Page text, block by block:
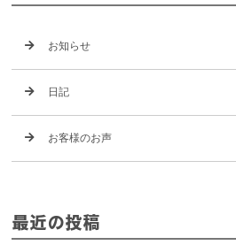
お知らせ
日記
お客様のお声
最近の投稿